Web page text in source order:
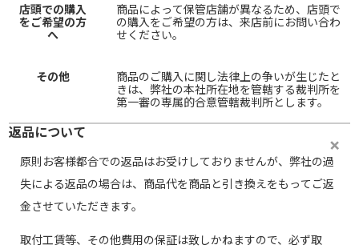
店頭での購入
をご希望の方
へ
商品によって保管店舗が異なるため、店頭で
の購入をご希望の方は、来店前にお問い合わ
せください。
その他
商品のご購入に関し法律上の争いが生じたと
きは、弊社の本社所在地を管轄する裁判所を
第一審の専属的合意管轄裁判所とします。
返品について
原則お客様都合での返品はお受けしておりませんが、弊社の過
失による返品の場合は、商品代を商品と引き換えをもってご返
金させていただきます。
取付工賃等、その他費用の保証は致しかねますので、必ず取